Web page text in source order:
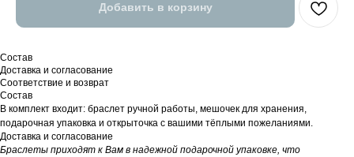
Добавить в корзину
Состав
Доставка и согласование
Соответствие и возврат
Состав
В комплект входит: браслет ручной работы, мешочек для хранения,
подарочная упаковка и открыточка с вашими тёплыми пожеланиями.
Доставка и согласование
Браслеты приходят к Вам в надежной подарочной упаковке, что